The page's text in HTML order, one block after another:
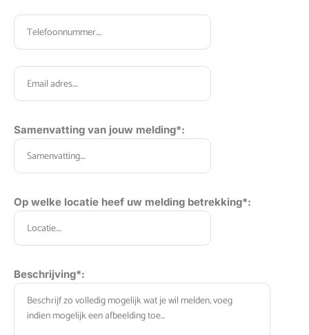
Gelieve dit veld leeg te laten.
Gelieve dit veld leeg te laten.
Samenvatting van jouw melding*:
Op welke locatie heef uw melding betrekking*:
Beschrijving*: